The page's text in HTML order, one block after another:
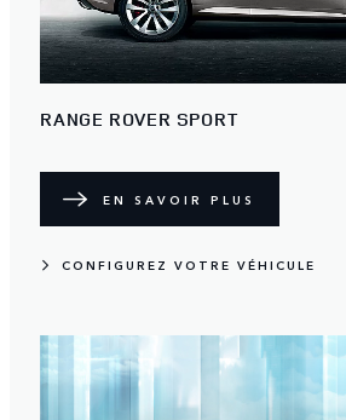
RANGE ROVER SPORT
EN SAVOIR PLUS
CONFIGUREZ VOTRE VÉHICULE